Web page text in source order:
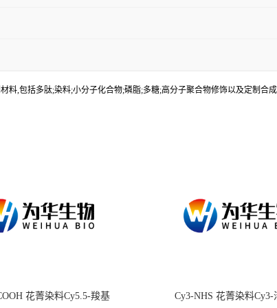
料,包括多肽;染料;小分子化合物;磷脂;多糖;高分子聚合物修饰以及定制
花菁染料Cy5.5-羧基 Cy3-NHS 花菁染料Cy3-